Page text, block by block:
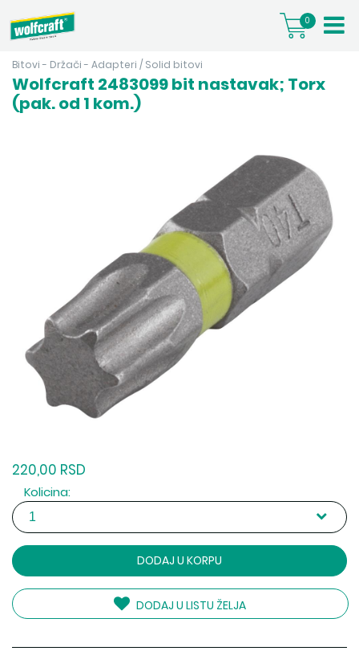
0
Bitovi - Držači - Adapteri / Solid bitovi
Wolfcraft 2483099 bit nastavak; Torx
(pak. od 1 kom.)
220,00 RSD
Kolicina:
DODAJ U KORPU
DODAJ U LISTU ŽELJA